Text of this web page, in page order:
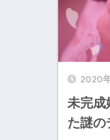
2020
未完成
た謎